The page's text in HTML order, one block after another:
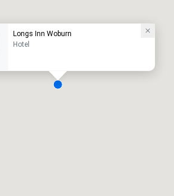
Longs Inn Woburn
Hotel